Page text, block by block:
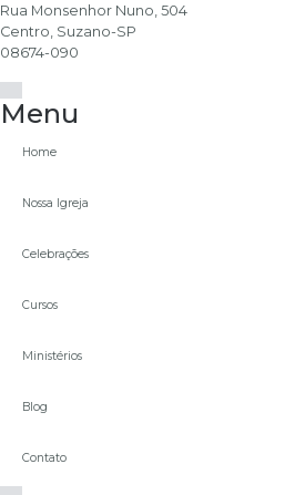
Rua Monsenhor Nuno, 504
Centro, Suzano-SP
08674-090
Menu
Home
Nossa Igreja
Celebrações
Cursos
Ministérios
Blog
Contato